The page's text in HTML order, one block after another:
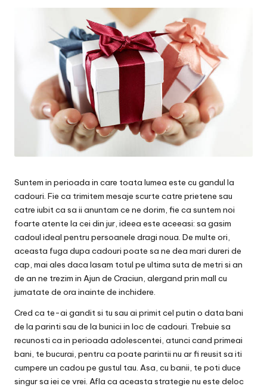
Suntem in perioada in care toata lumea este cu gandul la
cadouri. Fie ca trimitem mesaje scurte catre prietene sau
catre iubit ca sa ii anuntam ce ne dorim, fie ca suntem noi
foarte atente la cei din jur, ideea este aceeasi: sa gasim
cadoul ideal pentru persoanele dragi noua. De multe ori,
aceasta fuga dupa cadouri poate sa ne dea mari dureri de
cap, mai ales daca lasam totul pe ultima suta de metri si an
de an ne trezim in Ajun de Craciun, alergand prin mall cu
jumatate de ora inainte de inchidere.
Cred ca te-ai gandit si tu sau ai primit cel putin o data bani
de la parinti sau de la bunici in loc de cadouri. Trebuie sa
recunosti ca in perioada adolescentei, atunci cand primeai
bani, te bucurai, pentru ca poate parintii nu ar fi reusit sa iti
cumpere un cadou pe gustul tau. Asa, cu banii, te poti duce
singur sa iei ce vrei. Afla ca aceasta strategie nu este deloc